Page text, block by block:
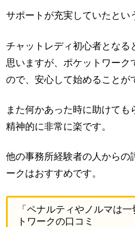
サポートが充実していたとい
チャットレディ初心者となる
思いますが、ポケットワーク
ので、安心して始めることが
また何かあった時に助けて
精神的に非常に楽です。
他の事務所経験者の人からの
ークはおすすめです。
「ペナルティやノルマは
トワークの口コミ